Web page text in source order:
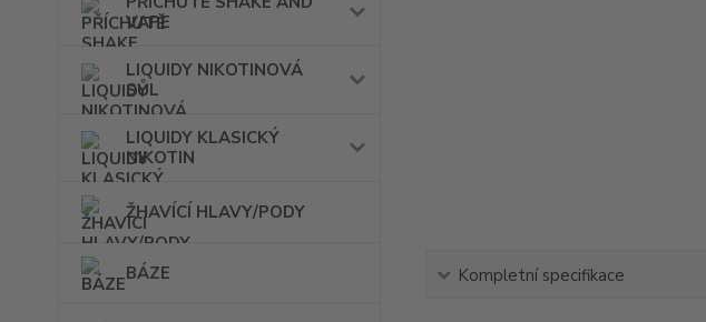
VAPE
LIQUIDY NIKOTINOVÁ
SŮL
LIQUIDY KLASICKÝ
NIKOTIN
ŽHAVÍCÍ HLAVY/PODY
BÁZE Kompletní specifikace